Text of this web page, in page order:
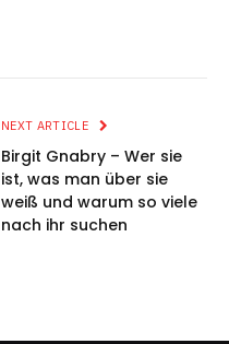
NEXT ARTICLE
Birgit Gnabry – Wer sie
ist, was man über sie
weiß und warum so viele
nach ihr suchen